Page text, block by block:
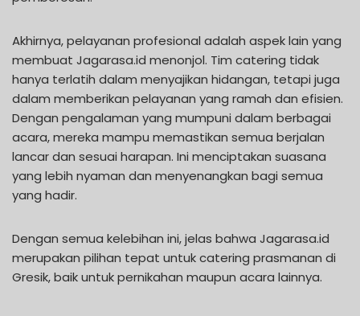
Akhirnya, pelayanan profesional adalah aspek lain yang
membuat Jagarasa.id menonjol. Tim catering tidak
hanya terlatih dalam menyajikan hidangan, tetapi juga
dalam memberikan pelayanan yang ramah dan efisien.
Dengan pengalaman yang mumpuni dalam berbagai
acara, mereka mampu memastikan semua berjalan
lancar dan sesuai harapan. Ini menciptakan suasana
yang lebih nyaman dan menyenangkan bagi semua
yang hadir.
Dengan semua kelebihan ini, jelas bahwa Jagarasa.id
merupakan pilihan tepat untuk catering prasmanan di
Gresik, baik untuk pernikahan maupun acara lainnya.